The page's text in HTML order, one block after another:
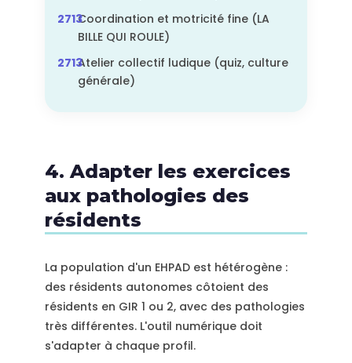
Coordination et motricité fine (LA
BILLE QUI ROULE)
Atelier collectif ludique (quiz, culture
générale)
4. Adapter les exercices
aux pathologies des
résidents
La population d'un EHPAD est hétérogène :
des résidents autonomes côtoient des
résidents en GIR 1 ou 2, avec des pathologies
très différentes. L'outil numérique doit
s'adapter à chaque profil.